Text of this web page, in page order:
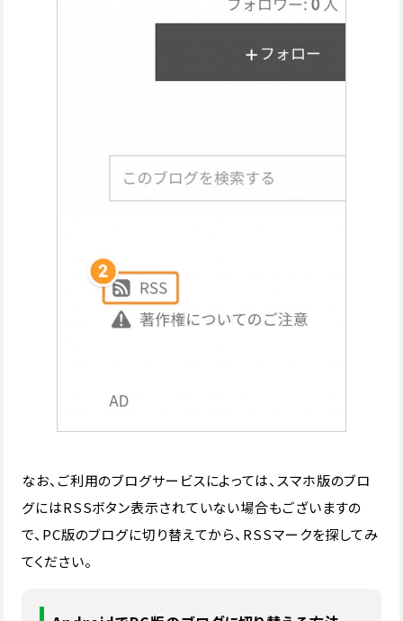
なお、ご利用のブログサービスによっては、スマホ版のブロ
グにはRSSボタン表示されていない場合もございますの
で、PC版のブログに切り替えてから、RSSマークを探してみ
てください。